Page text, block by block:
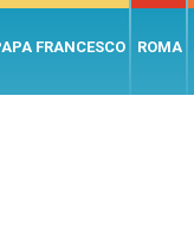
FRANCESCO ROMA